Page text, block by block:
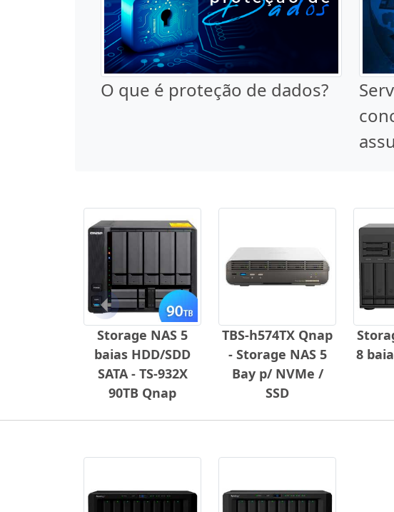
O que é proteção de dados?
Storage NAS 5
baias HDD/SDD
SATA - TS-932X
90TB Qnap
TBS-h574TX Qnap
- Storage NAS 5
Bay p/ NVMe /
SSD
8
Anterior